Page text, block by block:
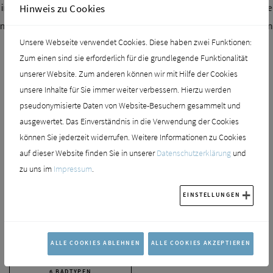
Trends für Ihr
für Ihr Zuhause.
SPLASH inspiriert Sie immer mit
Badezimmer und innovativen
ZEITGEIST 2024 BADTRENDS 2023
6 BADTYPEN
Hinweis zu Cookies
Unsere Webseite verwendet Cookies. Diese haben zwei Funktionen:
Zum einen sind sie erforderlich für die grundlegende Funktionalität
unserer Website. Zum anderen können wir mit Hilfe der Cookies
unsere Inhalte für Sie immer weiter verbessern. Hierzu werden
pseudonymisierte Daten von Website-Besuchern gesammelt und
ausgewertet. Das Einverständnis in die Verwendung der Cookies
können Sie jederzeit widerrufen. Weitere Informationen zu Cookies
auf dieser Website finden Sie in unsererDatenschutzerklärungund
zu uns im Impressum.
EINSTELLUNGEN
ALLE COOKIES ABLEHNEN ALLE COOKIES AKZEPTIEREN